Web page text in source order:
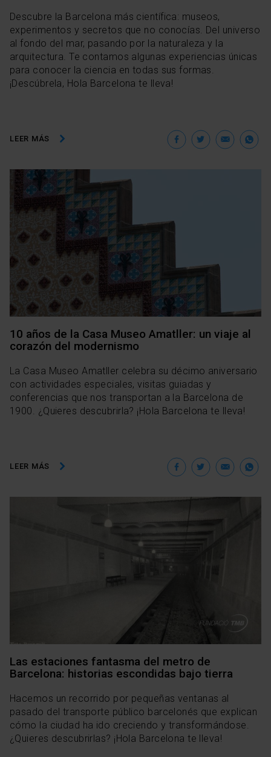
Descubre la Barcelona más científica: museos,
experimentos y secretos que no conocías. Del universo
al fondo del mar, pasando por la naturaleza y la
arquitectura. Te contamos algunas experiencias únicas
para conocer la ciencia en todas sus formas.
¡Descúbrela, Hola Barcelona te lleva!
LEER MÁS Facebook
Twitter
10 años de la Casa Museo Amatller: un viaje al
corazón del modernismo
La Casa Museo Amatller celebra su décimo aniversario
con actividades especiales, visitas guiadas y
conferencias que nos transportan a la Barcelona de
1900. ¿Quieres descubrirla? ¡Hola Barcelona te lleva!
LEER MÁS Facebook
Twitter
Las estaciones fantasma del metro de
Barcelona: historias escondidas bajo tierra
Hacemos un recorrido por pequeñas ventanas al
pasado del transporte público barcelonés que explican
cómo la ciudad ha ido creciendo y transformándose.
¿Quieres descubrirlas? ¡Hola Barcelona te lleva!